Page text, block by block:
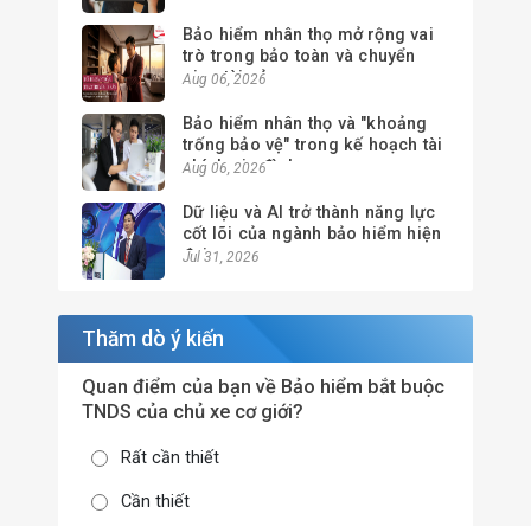
Bảo hiểm nhân thọ mở rộng vai
trò trong bảo toàn và chuyển
giao tài sản
Aug 06, 2026
Bảo hiểm nhân thọ và "khoảng
trống bảo vệ" trong kế hoạch tài
chính gia đình
Aug 06, 2026
Dữ liệu và AI trở thành năng lực
cốt lõi của ngành bảo hiểm hiện
đại
Jul 31, 2026
Thăm dò ý kiến
Quan điểm của bạn về Bảo hiểm bắt buộc
TNDS của chủ xe cơ giới?
Rất cần thiết
Cần thiết